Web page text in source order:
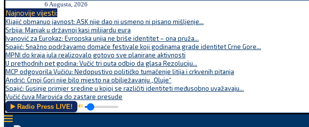
6 Augusta, 2026
Najnovije vijesti:
Kljajić obmanuo javnost: ASK nije dao ni usmeno ni pisano mišljenje...
Srbija: Manjak u državnoj kasi milijardu eura
Ivanović za Eurokaz: Evropska unija ne briše identitet – ona pruža...
Spajić: Snažno podržavamo domaće festivale koji godinama grade identitet Crne Gore...
MPNI do kraja jula realizovalo gotovo sve planirane aktivnosti
U prethodnih pet godina: Vučić tri puta odbio da glasa Rezoluciju...
MCP odgovorila Vučiću: Nedopustivo političko tumačenje litija i crkvenih pitanja
Andrić: Crnoj Gori nije bilo mjesto na obilježavanju „Oluje“
Spajić: Gusinje primjer sredine u kojoj se različiti identiteti međusobno uvažavaju...
Vučić čuva Marovića do zastare presude
▶️ Radio Press LIVE! 🔊